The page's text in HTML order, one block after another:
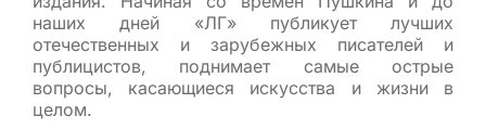
наших дней «ЛГ» публикует лучших
отечественных и зарубежных писателей и
публицистов, поднимает самые острые
вопросы, касающиеся искусства и жизни в
целом.